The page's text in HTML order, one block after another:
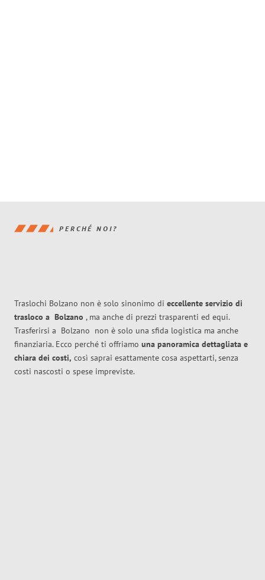
PERCHÉ NOI?
Traslochi Bolzano non è solo sinonimo di eccellente servizio di
trasloco a Bolzano , ma anche di prezzi trasparenti ed equi.
Trasferirsi a Bolzano non è solo una sfida logistica ma anche
finanziaria. Ecco perché ti offriamo una panoramica dettagliata e
chiara dei costi, così saprai esattamente cosa aspettarti, senza
costi nascosti o spese impreviste.